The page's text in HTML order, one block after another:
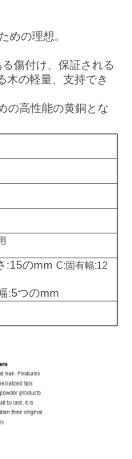
めの理想。
傷付け、保証される
木の軽量、支持でき
の高性能の黄銅とな
:15のmm C:固有幅:12
:5つのmm